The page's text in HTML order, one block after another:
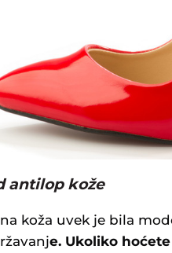
antilop kože
koža uvek je bila
e. Ukoliko